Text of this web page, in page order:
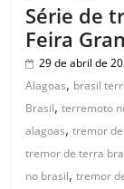
Série de
Feira
29 de abril de
Alagoas, brasil
Brasil,terremoto
alagoas,tremor
tremor de terra
no brasil,tremor